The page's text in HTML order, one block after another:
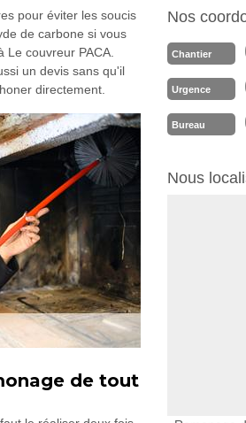
pour éviter les soucis
de carbone si vous
couvreur PACA.
un devis sans qu'il
directement.
de tout
Nos
Chantier
Urgence
Bureau
Nous